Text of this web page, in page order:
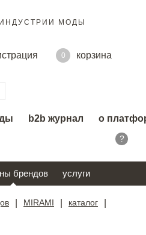
МОДЫ
0
корзина
b2b журнал о
?
брендов услуги
MIRAMI каталог